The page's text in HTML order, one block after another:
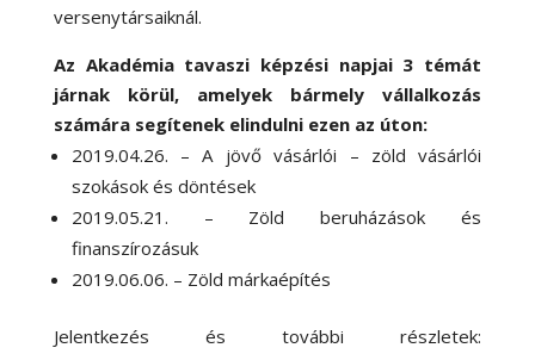
versenytársaiknál.
Az Akadémia tavaszi képzési napjai 3 témát
járnak körül, amelyek bármely vállalkozás
számára segítenek elindulni ezen az úton:
2019.04.26. – A jövő vásárlói – zöld vásárlói
szokások és döntések
2019.05.21. – Zöld beruházások és
finanszírozásuk
2019.06.06. – Zöld márkaépítés
Jelentkezés és további részletek: